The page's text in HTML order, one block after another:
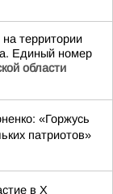
территории
Единый номер
области
«Горжусь
патриотов»
в X